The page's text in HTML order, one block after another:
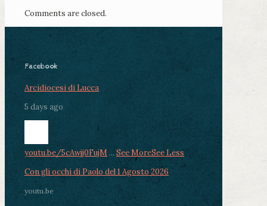
Comments are closed.
Facebook
Arcidiocesi di Lucca
5 days ago
youtu.be/5cAwjj0FujM ... See MoreSee Less
Con gli occhi di Paolo del 1 Agosto 2026
youtu.be